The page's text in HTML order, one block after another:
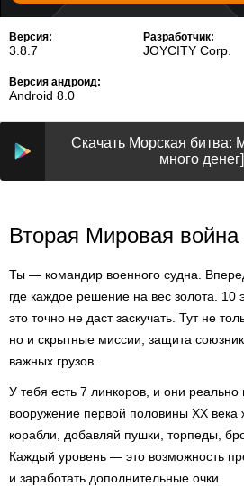
Версия:
3.8.7
Разработчик:
JOYCITY Corp.
Версия андроид:
Android 8.0
Скачать Морская битва:
много
Вторая Мировая война
Ты — командир военного судна.
где каждое решение на вес золота.
это точно не даст заскучать. Тут не
но и скрытные миссии, защита
важных грузов.
У тебя есть 7 линкоров, и они
вооружение первой половины XX века
корабли, добавляй пушки, торпеды,
Каждый уровень — это возможность
и заработать дополнительные очки.